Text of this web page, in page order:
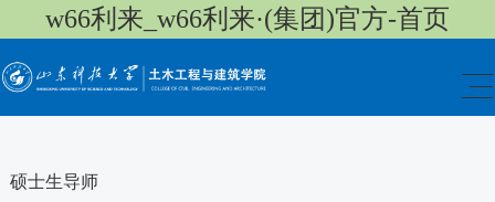
w66利来_w66利来·(集团)官方-首页
硕士生导师